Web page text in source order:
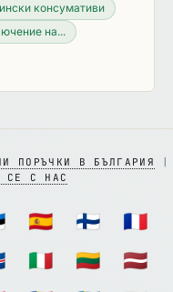
консумативи
на...
ПОРЪЧКИ В БЪЛГАРИЯ
СЕ С НАС
🇪🇸 🇫🇮
🇫🇷
🇮🇹 🇱🇹
🇱🇻